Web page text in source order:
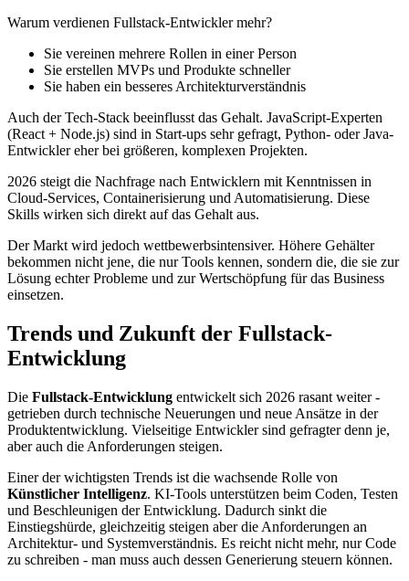
Warum verdienen Fullstack-Entwickler mehr?
Sie vereinen mehrere Rollen in einer Person
Sie erstellen MVPs und Produkte schneller
Sie haben ein besseres Architekturverständnis
Auch der Tech-Stack beeinflusst das Gehalt. JavaScript-Experten
(React + Node.js) sind in Start-ups sehr gefragt, Python- oder Java-
Entwickler eher bei größeren, komplexen Projekten.
2026 steigt die Nachfrage nach Entwicklern mit Kenntnissen in
Cloud-Services, Containerisierung und Automatisierung. Diese
Skills wirken sich direkt auf das Gehalt aus.
Der Markt wird jedoch wettbewerbsintensiver. Höhere Gehälter
bekommen nicht jene, die nur Tools kennen, sondern die, die sie zur
Lösung echter Probleme und zur Wertschöpfung für das Business
einsetzen.
Trends und Zukunft der Fullstack-
Entwicklung
Die Fullstack-Entwicklung entwickelt sich 2026 rasant weiter -
getrieben durch technische Neuerungen und neue Ansätze in der
Produktentwicklung. Vielseitige Entwickler sind gefragter denn je,
aber auch die Anforderungen steigen.
Einer der wichtigsten Trends ist die wachsende Rolle von
Künstlicher Intelligenz. KI-Tools unterstützen beim Coden, Testen
und Beschleunigen der Entwicklung. Dadurch sinkt die
Einstiegshürde, gleichzeitig steigen aber die Anforderungen an
Architektur- und Systemverständnis. Es reicht nicht mehr, nur Code
zu schreiben - man muss auch dessen Generierung steuern können.